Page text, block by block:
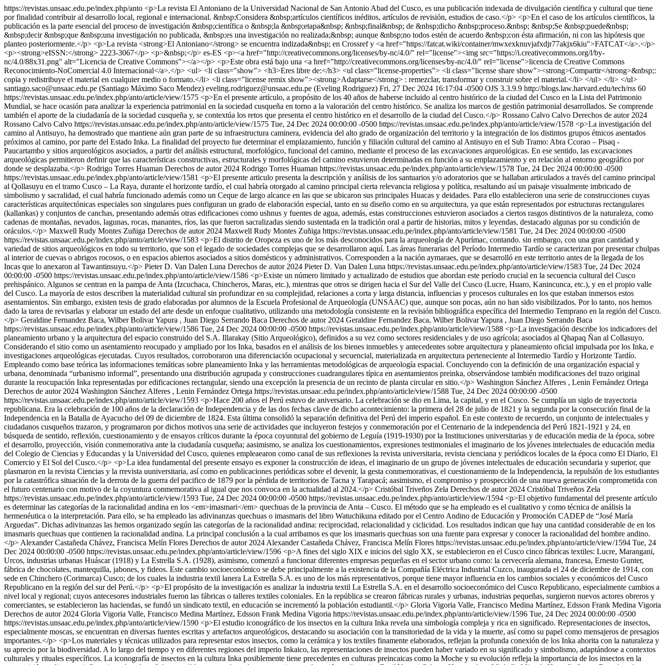
https://revistas.unsaac.edu.pe/index.php/anto <p>La revista El Antoniano de la Universidad Nacional de San Antonio Abad del Cusco, es una publicación indexada de divulgación científica y cultural que tiene
por finalidad contribuir al desarrollo local, regional e internacional. &nbsp;Considera &nbsp;artículos científicos inéditos, artículos de revisión, estudios de caso.</p> <p>En el caso de los artículos científicos, la
publicación es la parte esencial del proceso de investigación &nbsp;científica o &nbsp;la &nbsp;etapa&nbsp; &nbsp;final&nbsp; de &nbsp;dicho &nbsp;proceso.&nbsp; &nbsp;Se &nbsp;puede&nbsp;
&nbsp;decir &nbsp;que &nbsp;una investigación no publicada, &nbsp;es una investigación no realizada;&nbsp; aunque &nbsp;no todos estén de acuerdo &nbsp;con ésta afirmación, ni con las hipótesis que
planteo posteriormente.</p> <p>La revista <strong>El Antoniano</strong> se encuentra indizada&nbsp; en Crossref y <a href="https://fatcat.wiki/container/mwxexknuvjafxdjr77akjx6kiu">FATCAT</a>.</p>
<p><strong>eISSN:</strong> 2223-3067</p> <p>&nbsp;</p> es-ES <p><a href="http://creativecommons.org/licenses/by-nc/4.0/" rel="license"><img src="https://i.creativecommons.org/l/by-
nc/4.0/88x31.png" alt="Licencia de Creative Commons"></a></p> <p>Este obra está bajo una <a href="http://creativecommons.org/licenses/by-nc/4.0/" rel="license">licencia de Creative Commons
Reconocimiento-NoComercial 4.0 Internacional</a>.</p> <ul> <li class="show"> <h3>Eres libre de:</h3> <ul class="license-properties"> <li class="license share show"><strong>Compartir</strong>&nbsp;:
copia y redistribuye el material en cualquier medio o formato.</li> <li class="license remix show"><strong>Adaptarse</strong> : remezclar, transformar y construir sobre el material.</li> </ul> </li> </ul>
santiago.saco@unsaac.edu.pe (Santiago Máximo Saco Mendez) eveling.rodriguez@unsaac.edu.pe (Eveling Rodriguez) Fri, 27 Dec 2024 16:17:04 -0500 OJS 3.3.9.9 http://blogs.law.harvard.edu/tech/rss 60
https://revistas.unsaac.edu.pe/index.php/anto/article/view/1575 <p>En el presente artículo, a propósito de los 40 años de haberse incluido al centro histórico de la ciudad del Cusco en la Lista del Patrimonio
Mundial, se hace ocasión para analizar la experiencia patrimonial en la sociedad cusqueña en torno a la valoración del centro histórico. Se analiza los marcos de gestión patrimonial desarrollados. Se comprende
también el aporte de la ciudadanía de la sociedad cusqueña y, se contextúa los retos que presenta el centro histórico en el desarrollo de la ciudad del Cusco.</p> Rossano Calvo Calvo Derechos de autor 2024
Rossano Calvo Calvo https://revistas.unsaac.edu.pe/index.php/anto/article/view/1575 Tue, 24 Dec 2024 00:00:00 -0500 https://revistas.unsaac.edu.pe/index.php/anto/article/view/1578 <p>La investigación del
camino al Antisuyo, ha demostrado que mantiene aún gran parte de su infraestructura caminera, evidencia del alto grado de organización del territorio y la integración de los distintos grupos étnicos asentados
próximos al camino, por parte del Estado Inka. La finalidad del proyecto fue determinar el emplazamiento, función y filiación cultural del camino al Antisuyo en el Sub Tramo: Abra Ccorao – Pisaq -
Paucartambo y sitios arqueológicos asociados, a partir del análisis estructural, morfológico, funcional del camino, mediante el proceso de las excavaciones arqueológicas. En ese sentido, las excavaciones
arqueológicas permitieron definir que las características constructivas, estructurales y morfológicas del camino estuvieron determinadas en función a su emplazamiento y en relación al entorno geográfico por
donde se desplazaba.</p> Rodrigo Torres Huaman Derechos de autor 2024 Rodrigo Torres Huaman https://revistas.unsaac.edu.pe/index.php/anto/article/view/1578 Tue, 24 Dec 2024 00:00:00 -0500
https://revistas.unsaac.edu.pe/index.php/anto/article/view/1581 <p>El presente articulo presenta la descripción y análisis de los santuarios y/o adoratorios que se hallaban articulados a través del camino principal
al Qollasuyu en el tramo Cusco – La Raya, durante el horizonte tardío, el cual habría otorgado al camino principal cierta relevancia religiosa y política, resaltando así un paisaje visualmente imbricado de
simbolismo y sacralidad, el cual habría funcionado además como un Ceque de largo alcance en las que se ubicaron sus principales Huacas y deidades. Para ello establecieron una serie de construcciones cuyas
características arquitectónicas especiales son singulares pues configuran un grado de elaboración especial, tanto en su diseño como en su arquitectura, ya que están representados por estructuras rectangulares
(kallankas) y conjuntos de canchas, presentando además otras edificaciones como ushnus y fuentes de agua, además, estas construcciones estuvieron asociados a ciertos rasgos distintivos de la naturaleza, como
cadenas de montañas, nevados, lagunas, rocas, manantes, ríos, las que fueron sacralizadas siendo sustentada en la tradición oral a partir de historias, mitos y leyendas, destacado algunas por su condición de
oráculos.</p> Maxwell Rudy Montes Zuñiga Derechos de autor 2024 Maxwell Rudy Montes Zuñiga https://revistas.unsaac.edu.pe/index.php/anto/article/view/1581 Tue, 24 Dec 2024 00:00:00 -0500
https://revistas.unsaac.edu.pe/index.php/anto/article/view/1583 <p>El distrito de Oropeza es uno de los más desconocidos para la arqueología de Apurímac, contando. sin embargo, con una gran cantidad y
variedad de sitios arqueológicos en todo su territorio, que son el legado de sociedades complejas que se desarrollaron aquí. Las áreas funerarias del Período Intermedio Tardío se caracterizan por presentar chulpas
al interior de cuevas o abrigos rocosos, o en espacios abiertos asociados a sitios domésticos y administrativos. Corresponden a la nación aymaraes, que se desarrolló en este territorio antes de la llegada de los
Incas que lo anexaron al Tawantinsuyu.</p> Pieter D. Van Dalen Luna Derechos de autor 2024 Pieter D. Van Dalen Luna https://revistas.unsaac.edu.pe/index.php/anto/article/view/1583 Tue, 24 Dec 2024
00:00:00 -0500 https://revistas.unsaac.edu.pe/index.php/anto/article/view/1586 <p>Existe un número limitado y actualizado de estudios que abordan este período crucial en la secuencia cultural del Cusco
prehispánico. Algunos se centran en la pampa de Anta (Izcuchaca, Chincheros, Maras, etc.), mientras que otros se dirigen hacia el Sur del Valle del Cusco (Lucre, Huaro, Kanincunca, etc.), y en el propio valle
del Cusco. La mayoría de estos describen la materialidad cultural sin profundizar en su complejidad, relaciones a corta y larga distancia, influencias y procesos culturales en los que estaban inmersos estos
asentamientos. Sin embargo, existen tesis de grado elaboradas por alumnos de la Escuela Profesional de Arqueología (UNSAAC) que, aunque son pocas, aún no han sido visibilizados. Por lo tanto, nos hemos
dado la tarea de revisarlas y elaborar un estado del arte desde un enfoque cualitativo, utilizando una metodología consistente en la revisión bibliográfica específica del Intermedio Temprano en la región del Cusco.
</p> Geraldine Fernandez Baca, Wilber Bolivar Yapura , Juan Diego Serrando Baca Derechos de autor 2024 Geraldine Fernandez Baca, Wilber Bolivar Yapura , Juan Diego Serrando Baca
https://revistas.unsaac.edu.pe/index.php/anto/article/view/1586 Tue, 24 Dec 2024 00:00:00 -0500 https://revistas.unsaac.edu.pe/index.php/anto/article/view/1588 <p>La investigación describe los indicadores del
planeamiento urbano y la arquitectura del espacio construido del S.A. Illarakay (Sitio Arqueológico), definidos a su vez como sectores residenciales y de uso agrícola; asociados al Qhapaq Ñan al Collasuyo.
Considerando el sitio como un asentamiento reocupado y ampliado por los Inka, basados en el análisis de los bienes inmuebles y antecedentes sobre arquitectura y planeamiento oficial impulsada por los Inka, e
investigaciones arqueológicas ejecutadas. Cuyos resultados, corroboraron una diferenciación ocupacional y secuencial, materializada en arquitectura perteneciente al Intermedio Tardío y Horizonte Tardío.
Empleando como base teórica las informaciones temáticas sobre planeamiento Inka y las herramientas metodológicas de arqueología espacial. Concluyendo con la definición de una organización espacial y
urbana, denominada “urbanismo informal”, presentando una distribución agrupada y construcciones cuadrangulares típica en asentamientos preinka, observándose también modificaciones del trazo original
durante la reocupación Inka representadas por edificaciones rectangular, siendo una excepción la presencia de un recinto de planta circular en sitio.</p> Washington Sánchez Alferes , Lenin Fernández Ortega
Derechos de autor 2024 Washington Sánchez Alferes , Lenin Fernández Ortega https://revistas.unsaac.edu.pe/index.php/anto/article/view/1588 Tue, 24 Dec 2024 00:00:00 -0500
https://revistas.unsaac.edu.pe/index.php/anto/article/view/1593 <p>Hace 200 años el Perú estuvo de aniversario. La celebración se dio en Lima, la capital, y en el Cusco. Se cumplía un siglo de trayectoria
republicana. Era la celebración de 100 años de la declaración de Independencia y de las dos fechas clave de dicho acontecimiento: la primera del 28 de julio de 1821 y la segunda por la consecución final de la
Independencia en la Batalla de Ayacucho del 09 de diciembre de 1824. Esta última consolidó la separación definitiva del Perú del imperio español. En este contexto de recuerdo, un conjunto de intelectuales y
ciudadanos cusqueños trazaron, y programaron por dichos motivos una serie de actividades que incluyeron festejos y conmemoración por el Centenario de la independencia del Perú 1821-1921 y 24, en
búsqueda de sentido, reflexión, cuestionamiento y de ensayos críticos durante la época coyuntural del gobierno de Leguía (1919-1930) por la Instituciones universitarias y de educación media de la época, sobre
el desarrollo, proyección, visión conmemorativa ante la ciudadanía cusqueña; aasimismo, se analiza los cuestionamientos, expresiones testimoniales el imaginario de los jóvenes intelectuales de educación media
del Colegio de Ciencias y Educandas y la Universidad del Cusco, quienes empleaearon como canal de sus reflexiones la revista universitaria, revista cienciana y periódicos locales de la época como El Diario, El
Comercio y El Sol del Cusco.</p> <p>La idea fundamental del presente ensayo es exponer la construcción de ideas, el imaginario de un grupo de jóvenes intelectuales de educación secundaria y superior, que
plasmaron en la revista Ciencias y la rrevista uuniversitaria, así como en publicaciones periódicas sobre el devenir, la gesta conmemorativas, el cuestionamiento de la Independencia, la repulsión de los estudiantes
por la catastrófica situación de la derrota de la guerra del pacifico de 1879 por la pérdida de territorios de Tacna y Tarapacá; aasimismo, el compromiso y prospección de una nueva generación comprometida con
el futuro centenario con motivo de la coyuntura conmemorativa al igual que nos convoca en la actualidad al 2024.</p> Cristóbal Triveños Zela Derechos de autor 2024 Cristóbal Triveños Zela
https://revistas.unsaac.edu.pe/index.php/anto/article/view/1593 Tue, 24 Dec 2024 00:00:00 -0500 https://revistas.unsaac.edu.pe/index.php/anto/article/view/1594 <p>El objetivo fundamental del presente artículo
es determinar las categorías de la racionalidad andina en los <em>imasmari</em> quechuas de la provincia de Anta – Cusco. El método que se ha empleado es el cualitativo y como técnica de análisis la
hermenéutica o la interpretación. Para ello, se ha empleado las adivinanzas quechuas o imasmaris del libro Watuchikuna editado por el Centro Andino de Educación y Promoción CADEP de “José María
Arguedas”. Dichas adivinanzas las hemos organizado según las categorías de la racionalidad andina: reciprocidad, relacionalidad y ciclicidad. Los resultados indican que hay una cantidad considerable de en los
imasmaris quechuas que contienen la racionalidad andina. La principal conclusión a la cual arribamos es que los imasmaris quechuas son una fuente para expresar y conocer la racionalidad del hombre andino.
</p> Alexander Castañeda Chávez, Francisca Melín Flores Derechos de autor 2024 Alexander Castañeda Chávez, Francisca Melín Flores https://revistas.unsaac.edu.pe/index.php/anto/article/view/1594 Tue, 24
Dec 2024 00:00:00 -0500 https://revistas.unsaac.edu.pe/index.php/anto/article/view/1596 <p>A fines del siglo XIX e inicios del siglo XX, se establecieron en el Cusco cinco fábricas textiles: Lucre, Marangani,
Urcos, industrias urbanas Huáscar (1918) y La Estrella S.A. (1928), asimismo, comenzó a funcionar diferentes empresas pequeñas en el sector urbano como: la cervecería alemana, francesa, Ernesto Gunter,
fábrica de chocolates, mantequilla, jabones, y fideos. Este cambio socioeconómico se debe principalmente a la existencia de la Compañía Eléctrica Industrial Cuzco, inaugurada el 24 de diciembre de 1914, con
sede en Chinchero (Corimarca) Cusco; de los cuales la industria textil lanera La Estrella S.A. es uno de los más representativos, porque tiene mayor influencia en los cambios sociales y económicos del Cusco
Republicano en la región del sur del Perú.</p> <p>El propósito de la investigación es analizar la industria textil La Estrella S.A. en el desarrollo socioeconómico del Cusco Republicano, especialmente cambios a
nivel local y regional; cuyos antecesores industriales fueron las fábricas o talleres textiles coloniales. En la república se crearon fábricas rurales y urbanas, industrias pequeñas, surgieron nuevos actores obreros y
comerciantes, se establecieron las haciendas, se fundó un sindicato textil, en educación se incrementó la población estudiantil.</p> Gloria Vigoria Valle, Francisco Medina Martínez, Edsson Frank Medina Vigoria
Derechos de autor 2024 Gloria Vigoria Valle, Francisco Medina Martínez, Edsson Frank Medina Vigoria https://revistas.unsaac.edu.pe/index.php/anto/article/view/1596 Tue, 24 Dec 2024 00:00:00 -0500
https://revistas.unsaac.edu.pe/index.php/anto/article/view/1590 <p>El estudio iconográfico de los insectos en la cultura Inka revela una simbología compleja y rica en significado. Representaciones de insectos,
especialmente moscas, se encuentran en diversas fuentes escritas y artefactos arqueológicos, destacando su asociación con la transitoriedad de la vida y la muerte, así como su papel como mensajeros de presagios
importantes.</p> <p>Los materiales y técnicas utilizados para representar estos insectos, como la cerámica y los textiles finamente elaborados, reflejan la profunda conexión de los Inka ahorita con la naturaleza y
su aprecio por la biodiversidad. A lo largo del tiempo y en diferentes regiones del imperio Inkaico, las representaciones de insectos pueden haber variado en su significado y simbolismo, adaptándose a contextos
culturales y rituales específicos. La iconografía de insectos en la cultura Inka posiblemente tiene precedentes en culturas preincaicas como la Moche y su evolución refleja la importancia de los insectos en la